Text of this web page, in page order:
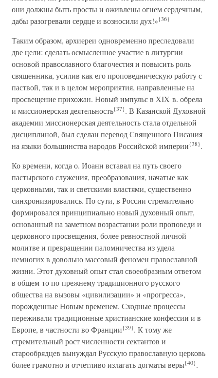
они должны быть просты и оживлены огнем сердечным,
дабы разогревали сердце и возносили дух!»{36}
Таким образом, архиереи одновременно преследовали
две цели: сделать осмысленное участие в литургии
основой православного благочестия и повысить роль
священника, усилив как его проповедническую работу с
паствой, так и в целом мероприятия, направленные на
просвещение прихожан. Новый импульс в XIX в. обрела
и миссионерская деятельность{37}. В Казанской Духовной
академии миссионерская деятельность стала отдельной
дисциплиной, был сделан перевод Священного Писания
на языки большинства народов Российской империи{38}.
Ко времени, когда о. Иоанн вставал на путь своего
пастырского служения, преобразования, начатые как
церковными, так и светскими властями, существенно
синхронизировались. По сути, в России стремительно
формировался принципиально новый духовный опыт,
основанный на заметном возрастании роли проповеди и
церковного просвещения, более ревностной личной
молитве и превращении паломничества из удела
немногих в довольно массовый феномен православной
жизни. Этот духовный опыт стал своеобразным ответом
в общем-то по-прежнему традиционного русского
общества на вызовы «цивилизации» и «прогресса»,
порожденные Новым временем. Сходные процессы
переживали традиционные христианские конфессии и в
Европе, в частности во Франции{39}. К тому же
стремительный рост численности сектантов и
старообрядцев вынуждал Русскую православную церковь
более грамотно и отчетливо излагать догматы веры{40}.